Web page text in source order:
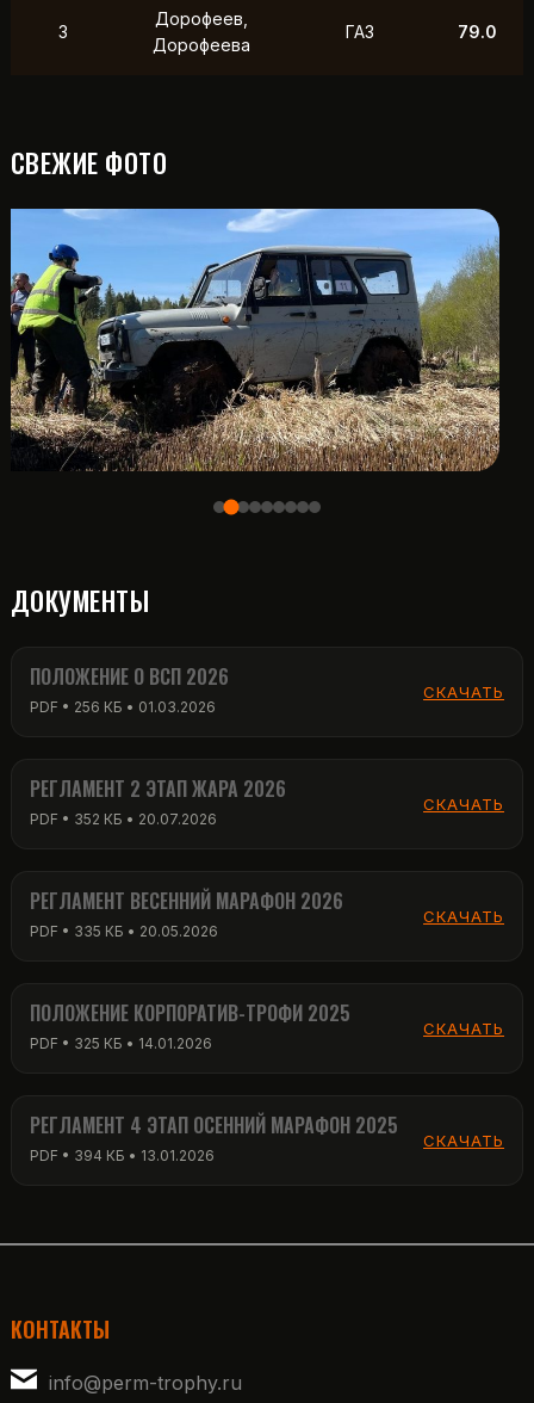
3
Дорофеев,
Дорофеева
ГАЗ 79.0
СВЕЖИЕ ФОТО
ДОКУМЕНТЫ
ПОЛОЖЕНИЕ О ВСП 2026
PDF • 256 КБ • 01.03.2026
СКАЧАТЬ
РЕГЛАМЕНТ 2 ЭТАП ЖАРА 2026
PDF • 352 КБ • 20.07.2026
СКАЧАТЬ
РЕГЛАМЕНТ ВЕСЕННИЙ МАРАФОН 2026
PDF • 335 КБ • 20.05.2026
СКАЧАТЬ
ПОЛОЖЕНИЕ КОРПОРАТИВ-ТРОФИ 2025
PDF • 325 КБ • 14.01.2026
СКАЧАТЬ
РЕГЛАМЕНТ 4 ЭТАП ОСЕННИЙ МАРАФОН 2025
PDF • 394 КБ • 13.01.2026
СКАЧАТЬ
КОНТАКТЫ
info@perm-trophy.ru